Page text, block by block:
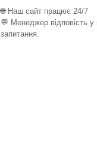
🌐 Наш сайт працює 24/7
💬 Менеджер відповість
запитання.